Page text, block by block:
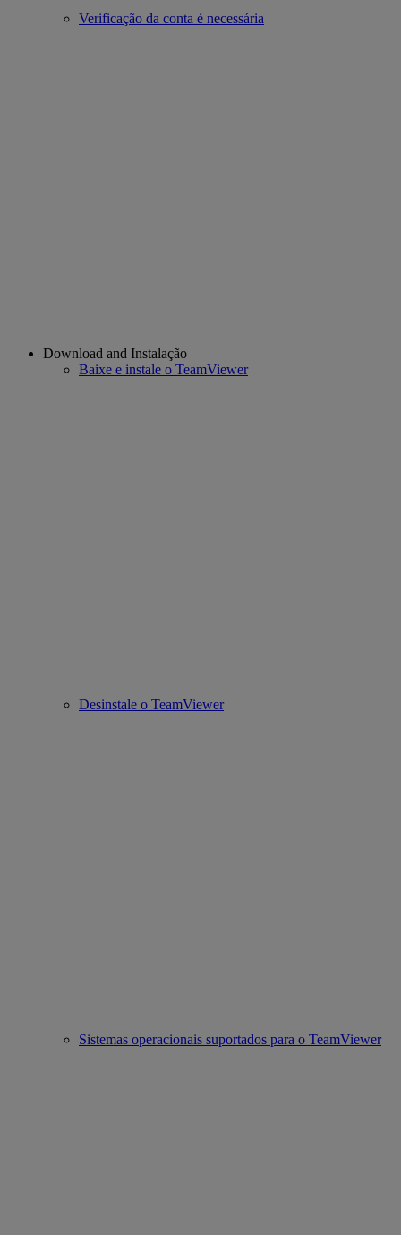
Verificação da conta é necessária
Download and Instalação
Baixe e instale o TeamViewer
Desinstale o TeamViewer
Sistemas operacionais suportados para o TeamViewer